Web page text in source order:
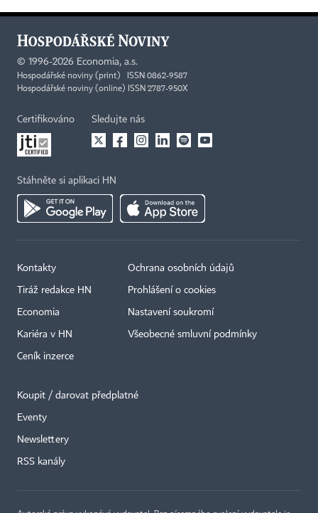
© 1996-2026 Economia, a.s.
Hospodářské noviny (print) ISSN 0862-9587
Hospodářské noviny (online) ISSN 2787-950X
Certifikováno Sledujte nás
Stáhněte si aplikaci HN
Kontakty
Tiráž redakce HN
Economia
Kariéra v HN
Ceník inzerce
Ochrana osobních údajů
Prohlášení o cookies
Nastavení soukromí
Všeobecné smluvní podmínky
Koupit / darovat předplatné
Eventy
Newslettery
RSS kanály